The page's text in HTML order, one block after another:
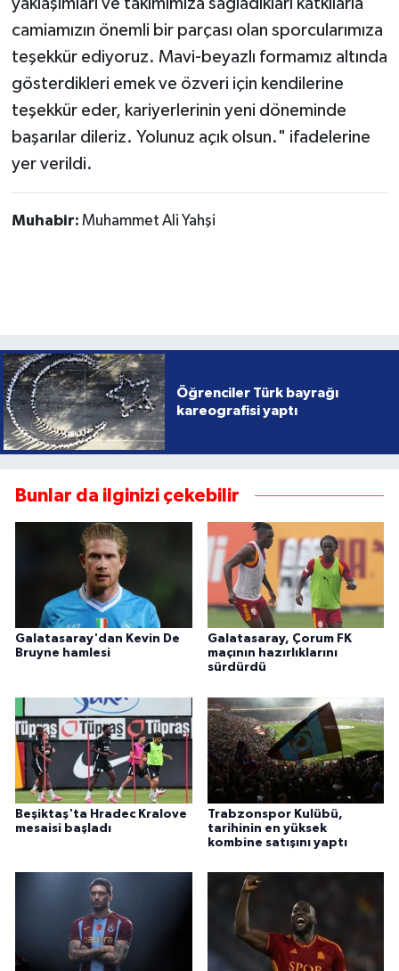
yaklaşımları ve takımımıza sağladıkları katkılarla
camiamızın önemli bir parçası olan sporcularımıza
teşekkür ediyoruz. Mavi-beyazlı formamız altında
gösterdikleri emek ve özveri için kendilerine
teşekkür eder, kariyerlerinin yeni döneminde
başarılar dileriz. Yolunuz açık olsun." ifadelerine
yer verildi.
Muhabir: Muhammet Ali Yahşi
Öğrenciler Türk bayrağı
kareografisi yaptı
Bunlar da ilginizi çekebilir
Galatasaray'dan Kevin De
Bruyne hamlesi
Galatasaray, Çorum FK
maçının hazırlıklarını
sürdürdü
Beşiktaş'ta Hradec Kralove
mesaisi başladı
Trabzonspor Kulübü,
tarihinin en yüksek
kombine satışını yaptı